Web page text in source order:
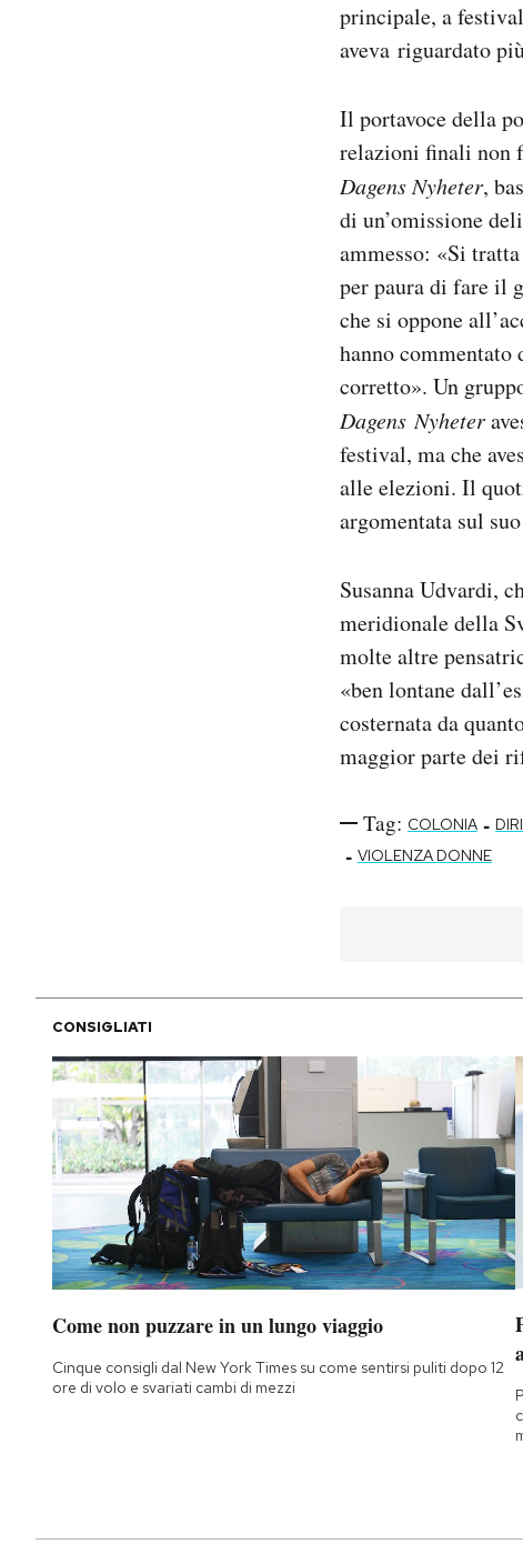
principale, a
aveva riguardato
Il portavoce della
relazioni finali non
Dagens Nyheter,
di un’omissione
ammesso: «Si
per paura di fare il
che si oppone
hanno
corretto». Un
Dagens Nyheter
festival, ma che
alle elezioni. Il
argomentata sul
Susanna Udvardi,
meridionale della
molte altre
«ben lontane
costernata da
maggior parte dei
Tag: COLONIA -
- VIOLENZA DONNE
CONSIGLIATI
Come non puzzare in un lungo viaggio
Cinque consigli dal New York Times su come sentirsi puliti dopo 12
ore di volo e svariati cambi di mezzi